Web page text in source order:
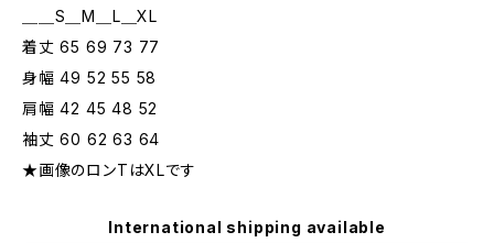
＿＿S＿M＿L＿XL
着丈 65 69 73 77
身幅 49 52 55 58
肩幅 42 45 48 52
袖丈 60 62 63 64
★画像のロンTはXLです
International shipping available